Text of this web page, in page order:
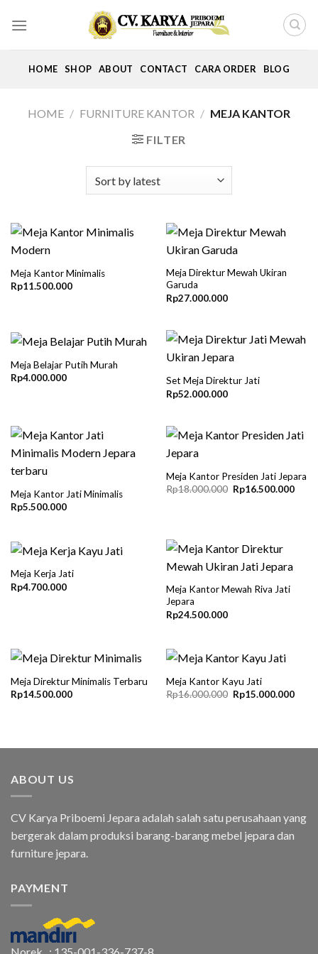
HOME SHOP ABOUT CONTACT CARA ORDER BLOG
HOME / FURNITURE KANTOR / MEJA KANTOR
FILTER
Meja Kantor Minimalis
Rp11.500.000
Meja Direktur Mewah Ukiran
Garuda
Rp27.000.000
Meja Belajar Putih Murah
Rp4.000.000
Set Meja Direktur Jati
Rp52.000.000
Meja Kantor Jati Minimalis
Rp5.500.000
Meja Kantor Presiden Jati Jepara
Rp18.000.000 Original
price
Rp16.500.000
Meja Kerja Jati
Rp4.700.000
Meja Kantor Mewah Riva Jati
Jepara
Rp24.500.000
Meja Direktur Minimalis Terbaru
Rp14.500.000
Meja Kantor Kayu Jati
Rp16.000.000 Original
price
Rp15.000.000
ABOUT US
CV Karya Priboemi Jepara adalah salah satu perusahaan yang
bergerak dalam produksi barang-barang mebel jepara dan
furniture jepara.
PAYMENT
Norek : 135-001-336-737-8